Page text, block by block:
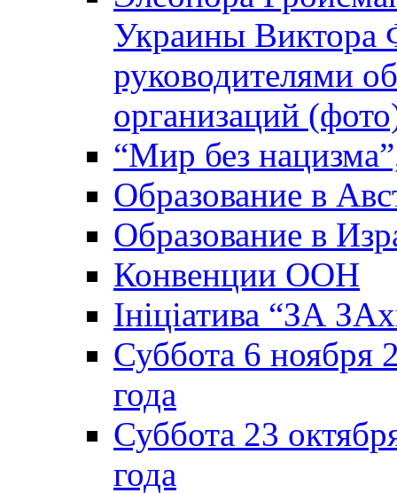
Украины Виктора
руководителями
организаций
“Мир без
Образование в
Образование в
Конвенции ООН
Ініціатива “ЗА
Суббота 6 ноября
года
Суббота 23
года